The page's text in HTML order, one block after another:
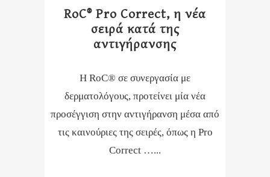
RoC® Pro Correct, η νέα
σειρά κατά της
αντιγήρανσης
Η RoC® σε συνεργασία με
δερματολόγους, προτείνει μία νέα
προσέγγιση στην αντιγήρανση μέσα από
τις καινούριες της σειρές, όπως η Pro
Correct …...